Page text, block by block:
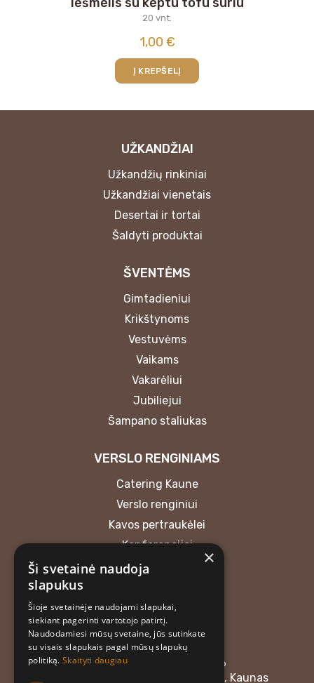
20 vnt.
1,00 €
Į KREPŠELĮ
UŽKANDŽIAI
Užkandžių rinkiniai
Užkandžiai vienetais
Desertai ir tortai
Šaldyti produktai
ŠVENTĖMS
Gimtadieniui
Krikštynoms
Vestuvėms
Vaikams
Vakarėliui
Jubiliejui
Šampano staliukas
VERSLO RENGINIAMS
Catering Kaune
Verslo renginiui
Kavos pertraukėlei
Konferencijai
MB “Atrask skonį”
+37062018165
atraskskoni@gmail.com
Įmonės kodas: 304476576
Adresas: Linkuvos g. 58, LT-48357, Kaunas
×
Ši svetainė naudoja
slapukus
Šioje svetainėje naudojami slapukai,
siekiant pagerinti vartotojo patirtį.
Naudodamiesi mūsų svetaine, jūs sutinkate
su visais slapukais pagal mūsų slapukų
politiką. Skaityti daugiau